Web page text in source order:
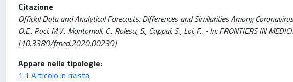
Citazione
Official Data and Analytical Forecasts: Differences and Similarities Among
O.E., Puci, M.V., Montomoli, C., Rolesu, S., Cappai, S., Loi, F.. - In: FRONTIERS IN
[10.3389/fmed.2020.00239]
Appare nelle tipologie:
1.1 Articolo in rivista